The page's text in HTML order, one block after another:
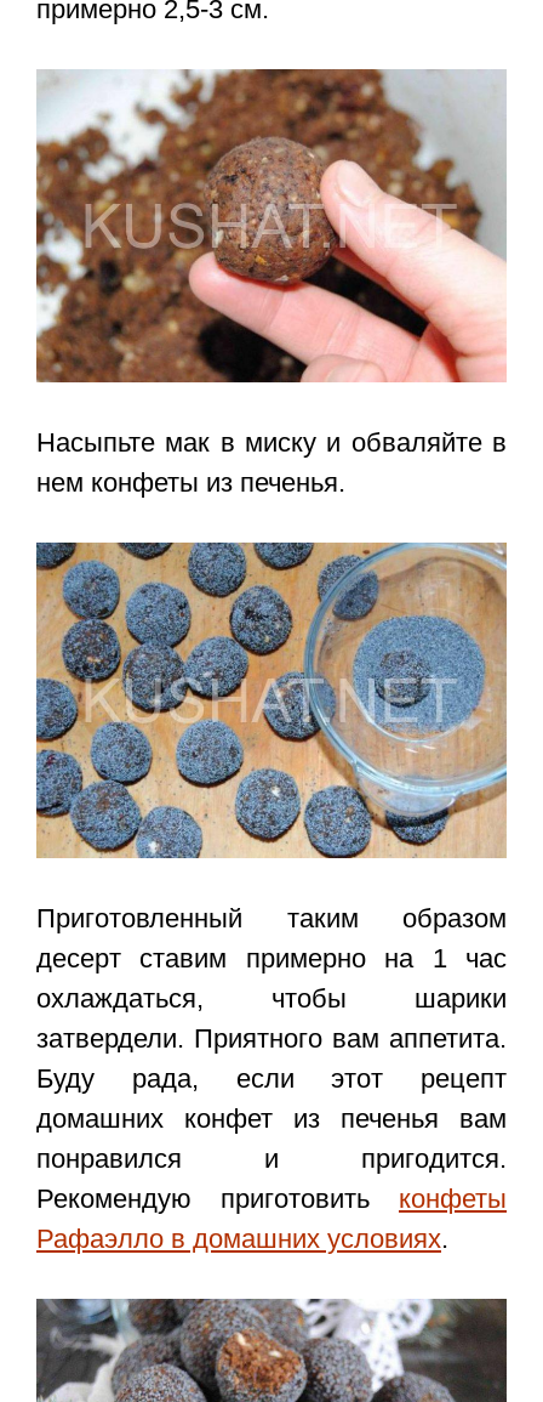
примерно 2,5-3 см.
Насыпьте мак в миску и обваляйте в
нем конфеты из печенья.
Приготовленный таким образом
десерт ставим примерно на 1 час
охлаждаться, чтобы шарики
затвердели. Приятного вам аппетита.
Буду рада, если этот рецепт
домашних конфет из печенья вам
понравился и пригодится.
Рекомендую приготовить конфеты
Рафаэлло в домашних условиях.